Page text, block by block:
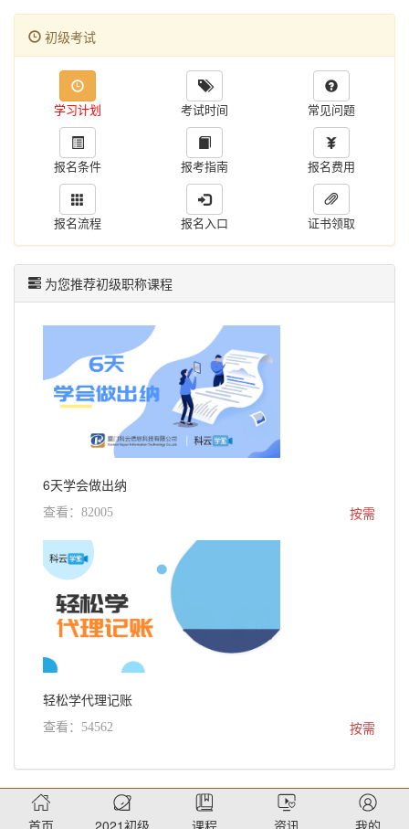
未公告 暂未公告 江西 2020年7月5日零时至2020年7月14日24时 退费公
告 山东 暂未公告 暂未公告 河南 暂未公告 暂未公告 山西 暂未公告 暂未
公告 湖南 暂未公
识和原理，打好基础，避免后期学习吃力。在开始备考前，建议大家先对
初级会计考试的基本情况有一定的了解，包括考试的科目特点、考试题型
及分值等基本情况，要心中有数。 2.重视教材及大纲变化 教材和考试大
纲是命题人出题的依据和范围，也是考生们重要的复习资料。根据以往考
试情况来看，教材变化的内容，往往是初级会计考试考查的重点。因此大
家要注意对考试大纲和教材变化内容的理解和掌握。 说明：因考试政
策、内容不断变化与调整，提供的以上初级会计师报名费用等仅供参考，
如有异议，
初级考试
学习计划 考试时间 常见问题
报名条件 报考指南 报名费用
报名流程 报名入口 证书领取
为您推荐初级职称课程
6天学会做出纳
按需
查看：82005
轻松学代理记账
按需
查看：54562
首页 2021初级 课程 资讯 我的